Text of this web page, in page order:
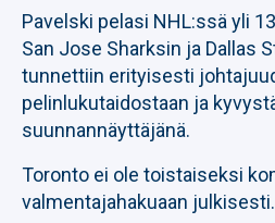
Pavelski pelasi NHL:ssä yli
San Jose Sharksin ja Dallas
tunnettiin erityisesti
pelinlukutaidostaan ja
suunnannäyttäjänä.
Toronto ei ole toistaiseksi
valmentajahakuaan julkisesti.